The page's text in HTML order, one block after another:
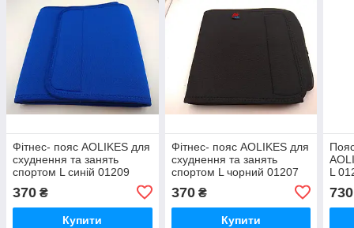
Фітнес- пояс AOLIKES для
схуднення та занять
спортом L синій 01209
370 ₴
Купити
Фітнес- пояс AOLIKES для
схуднення та занять
спортом L чорний 01207
370₴
Купити
L
730